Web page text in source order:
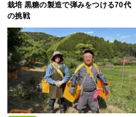
栽培 黒糖の製造で弾みをつける70代
の挑戦